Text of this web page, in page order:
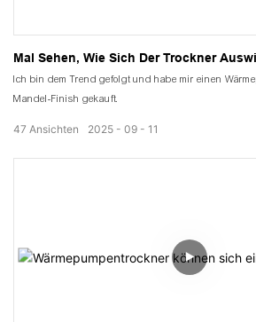
Mal Sehen, Wie Sich Der Trockner
Ich bin dem Trend gefolgt und habe mir einen
Mandel-Finish gekauft.
2025 09 11
47 Ansichten